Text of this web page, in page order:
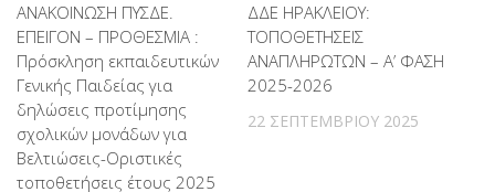
ΑΝΑΚΟΙΝΩΣΗ ΠΥΣΔΕ.
ΕΠΕΙΓΟΝ – ΠΡΟΘΕΣΜΙΑ :
Πρόσκληση εκπαιδευτικών
Γενικής Παιδείας για
δηλώσεις προτίμησης
σχολικών μονάδων για
Βελτιώσεις-Οριστικές
τοποθετήσεις έτους 2025
ΔΔΕ ΗΡΑΚΛΕΙΟΥ:
ΤΟΠΟΘΕΤΗΣΕΙΣ
ΑΝΑΠΛΗΡΩΤΩΝ – Α’ ΦΑΣΗ
2025-2026
22 ΣΕΠΤΕΜΒΡΊΟΥ 2025